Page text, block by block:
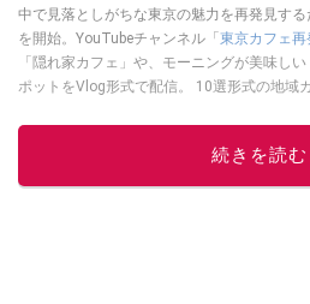
中で見落としがちな東京の魅力を再発見す
を開始。YouTubeチャンネル「 東京カフェ再
「隠れ家カフェ」や、モーニングが美味し
ポットをVlog形式で配信。 10選形式の地域
このイチ
続きを読む